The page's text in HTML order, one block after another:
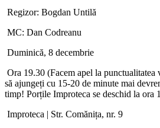
Regizor: Bogdan Untilă
MC: Dan Codreanu
Duminică, 8 decembrie
Ora 19.30 (Facem apel la punctualitatea
să ajungeți cu 15-20 de minute mai
timp! Porțile Improteca se deschid la ora
Improteca | Str. Comănița, nr. 9